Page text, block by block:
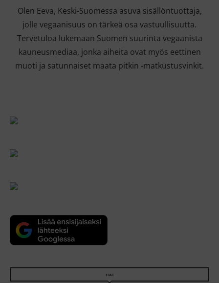
Olen Eeva, Keski-Suomessa asuva sisällöntuottaja,
jolle vegaanisuus on tärkeä osa vastuullisuutta.
Tervetuloa lukemaan Suomen suurinta vegaanista
kauneusmediaa, jonka aiheita ovat myös eettinen
muoti ja satunnaiset maata pitkin -matkustusvinkit.
HAE